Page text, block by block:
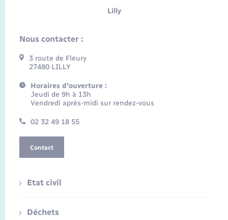
Lilly
Nous contacter :
3 route de Fleury
27480 LILLY
Horaires d'ouverture :
Jeudi de 9h à 13h
Vendredi après-midi sur rendez-vous
02 32 49 18 55
Contact
Etat civil
Déchets